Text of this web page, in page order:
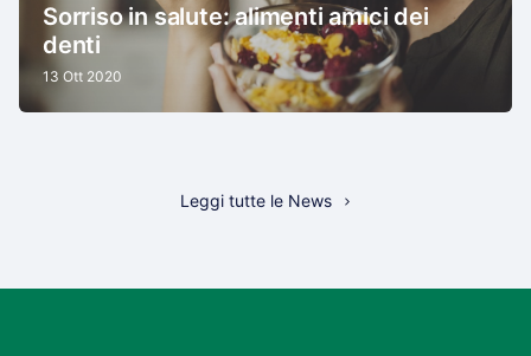
Sorriso in salute: alimenti amici dei
denti
13 Ott 2020
Leggi tutte le News